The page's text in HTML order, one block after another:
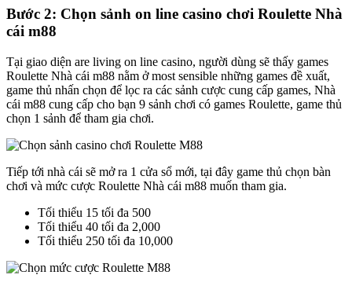
Bước 2: Chọn sảnh on line casino chơi Roulette Nhà
cái m88
Tại giao diện are living on line casino, người dùng sẽ thấy games
Roulette Nhà cái m88 nằm ở most sensible những games đề xuất,
game thủ nhấn chọn để lọc ra các sảnh cược cung cấp games, Nhà
cái m88 cung cấp cho bạn 9 sảnh chơi có games Roulette, game thủ
chọn 1 sảnh để tham gia chơi.
Tiếp tới nhà cái sẽ mở ra 1 cửa sổ mới, tại đây game thủ chọn bàn
chơi và mức cược Roulette Nhà cái m88 muốn tham gia.
Tối thiểu 15 tối đa 500
Tối thiểu 40 tối đa 2,000
Tối thiểu 250 tối đa 10,000